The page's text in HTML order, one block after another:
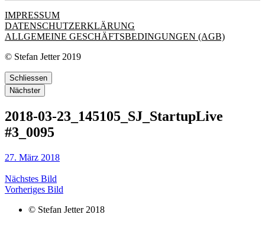
IMPRESSUM
DATENSCHUTZERKLÄRUNG
ALLGEMEINE GESCHÄFTSBEDINGUNGEN (AGB)
© Stefan Jetter 2019
Schliessen
Nächster
2018-03-23_145105_SJ_StartupLive
#3_0095
27. März 2018
Nächstes Bild
Vorheriges Bild
© Stefan Jetter 2018